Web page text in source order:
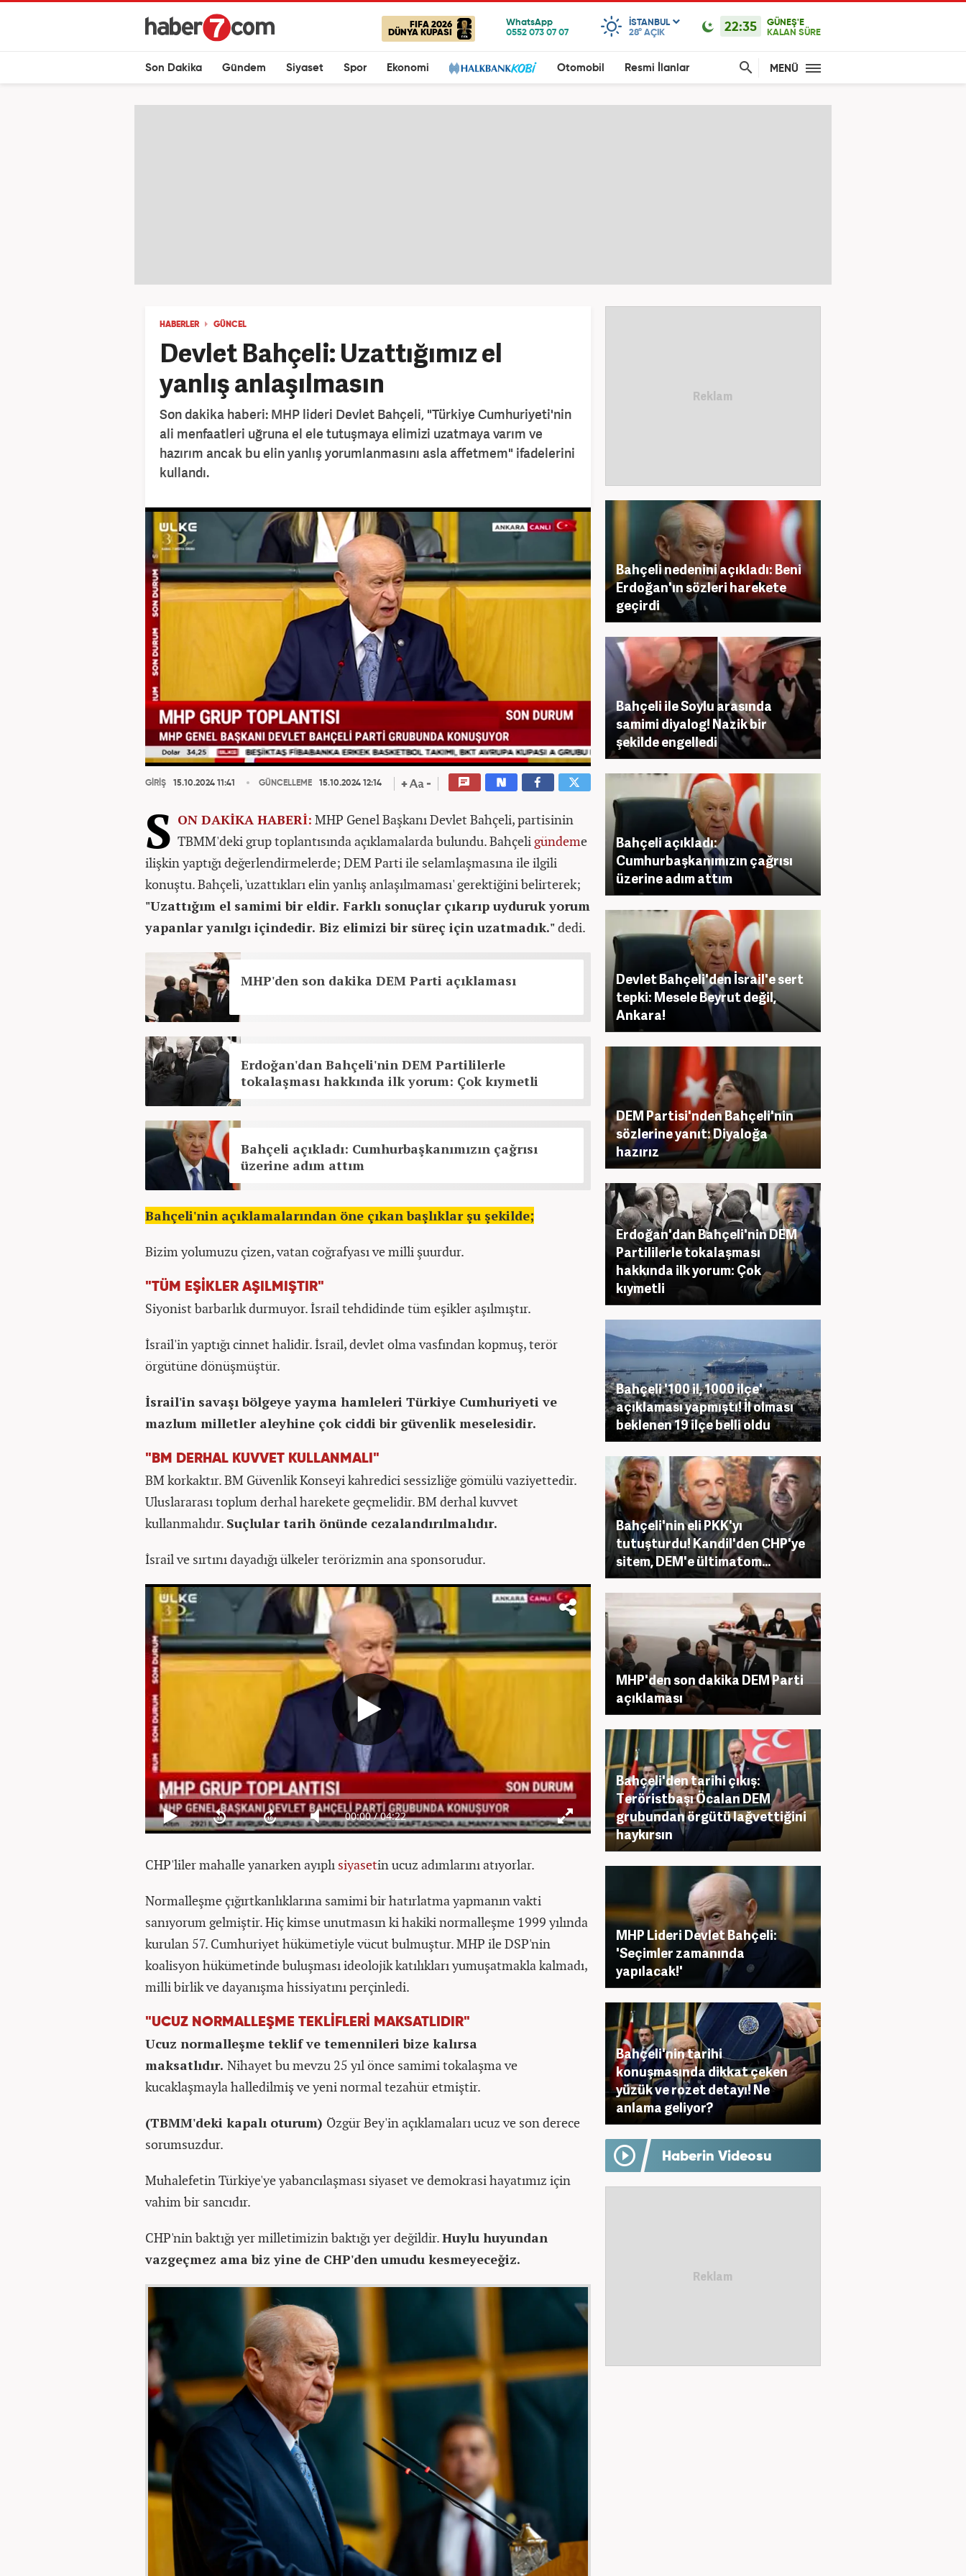
FIFA 2026
DÜNYA KUPASI
ISTANBUL
28° AÇIK 22:35
GÜNEŞ'E
KALAN SÜRE
Son Dakika Gündem Siyaset Spor Ekonomi Otomobil Resmi İlanlar MENÜ
HABERLER GÜNCEL
Devlet Bahçeli: Uzattığımız el
yanlış anlaşılmasın
Son dakika haberi: MHP lideri Devlet Bahçeli, "Türkiye Cumhuriyeti'nin
ali menfaatleri uğruna el ele tutuşmaya elimizi uzatmaya varım ve
hazırım ancak bu elin yanlış yorumlanmasını asla affetmem" ifadelerini
kullandı.
GİRİŞ 15.10.2024 11:41 GÜNCELLEME 15.10.2024 12:14
S ON DAKİKA HABERİ: MHP Genel Başkanı Devlet Bahçeli, partisinin
TBMM'deki grup toplantısında açıklamalarda bulundu. Bahçeli gündeme
ilişkin yaptığı değerlendirmelerde; DEM Parti ile selamlaşmasına ile ilgili
konuştu. Bahçeli, 'uzattıkları elin yanlış anlaşılmaması' gerektiğini belirterek;
"Uzattığım el samimi bir eldir. Farklı sonuçlar çıkarıp uyduruk yorum
yapanlar yanılgı içindedir. Biz elimizi bir süreç için uzatmadık."dedi.
MHP'den son dakika DEM Parti açıklaması
Erdoğan'dan Bahçeli'nin DEM Partililerle
tokalaşması hakkında ilk yorum: Çok kıymetli
Bahçeli açıkladı: Cumhurbaşkanımızın çağrısı
üzerine adım attım
Bahçeli'nin açıklamalarından öne çıkan başlıklar şu şekilde;
Bizim yolumuzu çizen, vatan coğrafyası ve milli şuurdur.
"TÜM EŞİKLER AŞILMIŞTIR"
Siyonist barbarlık durmuyor. İsrail tehdidinde tüm eşikler aşılmıştır.
İsrail'in yaptığı cinnet halidir. İsrail, devlet olma vasfından kopmuş, terör
örgütüne dönüşmüştür.
İsrail'in savaşı bölgeye yayma hamleleri Türkiye Cumhuriyeti ve
mazlum milletler aleyhine çok ciddi bir güvenlik meselesidir.
"BM DERHAL KUVVET KULLANMALI"
BM korkaktır. BM Güvenlik Konseyi kahredici sessizliğe gömülü vaziyettedir.
Uluslararası toplum derhal harekete geçmelidir. BM derhal kuvvet
kullanmalıdır. Suçlular tarih önünde cezalandırılmalıdır.
İsrail ve sırtını dayadığı ülkeler terörizmin ana sponsorudur.
CHP'liler mahalle yanarken ayıplı siyasetin ucuz adımlarını atıyorlar.
Normalleşme çığırtkanlıklarına samimi bir hatırlatma yapmanın vakti
sanıyorum gelmiştir. Hiç kimse unutmasın ki hakiki normalleşme 1999 yılında
kurulan 57. Cumhuriyet hükümetiyle vücut bulmuştur. MHP ile DSP'nin
koalisyon hükümetinde buluşması ideolojik katılıkları yumuşatmakla kalmadı,
milli birlik ve dayanışma hissiyatını perçinledi.
"UCUZ NORMALLEŞME TEKLİFLERİ MAKSATLIDIR"
Ucuz normalleşme teklif ve temennileri bize kalırsa
maksatlıdır. Nihayet bu mevzu 25 yıl önce samimi tokalaşma ve
kucaklaşmayla halledilmiş ve yeni normal tezahür etmiştir.
(TBMM'deki kapalı oturum) Özgür Bey'in açıklamaları ucuz ve son derece
sorumsuzdur.
Muhalefetin Türkiye'ye yabancılaşması siyaset ve demokrasi hayatımız için
vahim bir sancıdır.
CHP'nin baktığı yer milletimizin baktığı yer değildir.Huylu huyundan
vazgeçmez ama biz yine de CHP'den umudu kesmeyeceğiz.
Bahçeli nedenini açıkladı: Beni
Erdoğan'ın sözleri harekete
geçirdi
Bahçeli ile Soylu arasında
samimi diyalog! Nazik bir
şekilde engelledi
Bahçeli açıkladı:
Cumhurbaşkanımızın çağrısı
üzerine adım attım
Devlet Bahçeli'den İsrail'e sert
tepki: Mesele Beyrut değil,
Ankara!
DEM Partisi'nden Bahçeli'nin
sözlerine yanıt: Diyaloğa
hazırız
Erdoğan'dan Bahçeli'nin DEM
Partililerle tokalaşması
hakkında ilk yorum: Çok
kıymetli
Bahçeli '100 il, 1000 ilçe'
açıklaması yapmıştı! İl olması
beklenen 19 ilçe belli oldu
Bahçeli'nin eli PKK'yı
tutuşturdu! Kandil'den CHP'ye
sitem, DEM'e ültimatom...
MHP'den son dakika DEM Parti
açıklaması
Bahçeli'den tarihi çıkış:
Teröristbaşı Öcalan DEM
grubundan örgütü lağvettiğini
haykırsın
MHP Lideri Devlet Bahçeli:
'Seçimler zamanında
yapılacak!'
Bahçeli'nin tarihi
konuşmasında dikkat çeken
yüzük ve rozet detayı! Ne
anlama geliyor?
Haberin Videosu